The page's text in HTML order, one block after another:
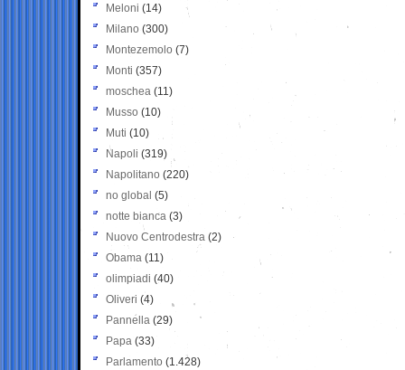
Meloni (14)
Milano (300)
Montezemolo (7)
Monti (357)
moschea (11)
Musso (10)
Muti (10)
Napoli (319)
Napolitano (220)
no global (5)
notte bianca (3)
Nuovo Centrodestra (2)
Obama (11)
olimpiadi (40)
Oliveri (4)
Pannella (29)
Papa (33)
Parlamento (1.428)